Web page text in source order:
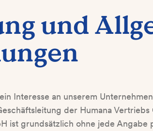
und
Interesse an unserem
der Humana
ist grundsätzlich ohne jede